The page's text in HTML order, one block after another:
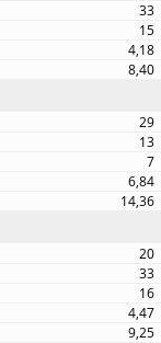
33
15
4,18
8,40
29
13
7
6,84
14,36
20
33
16
4,47
9,25